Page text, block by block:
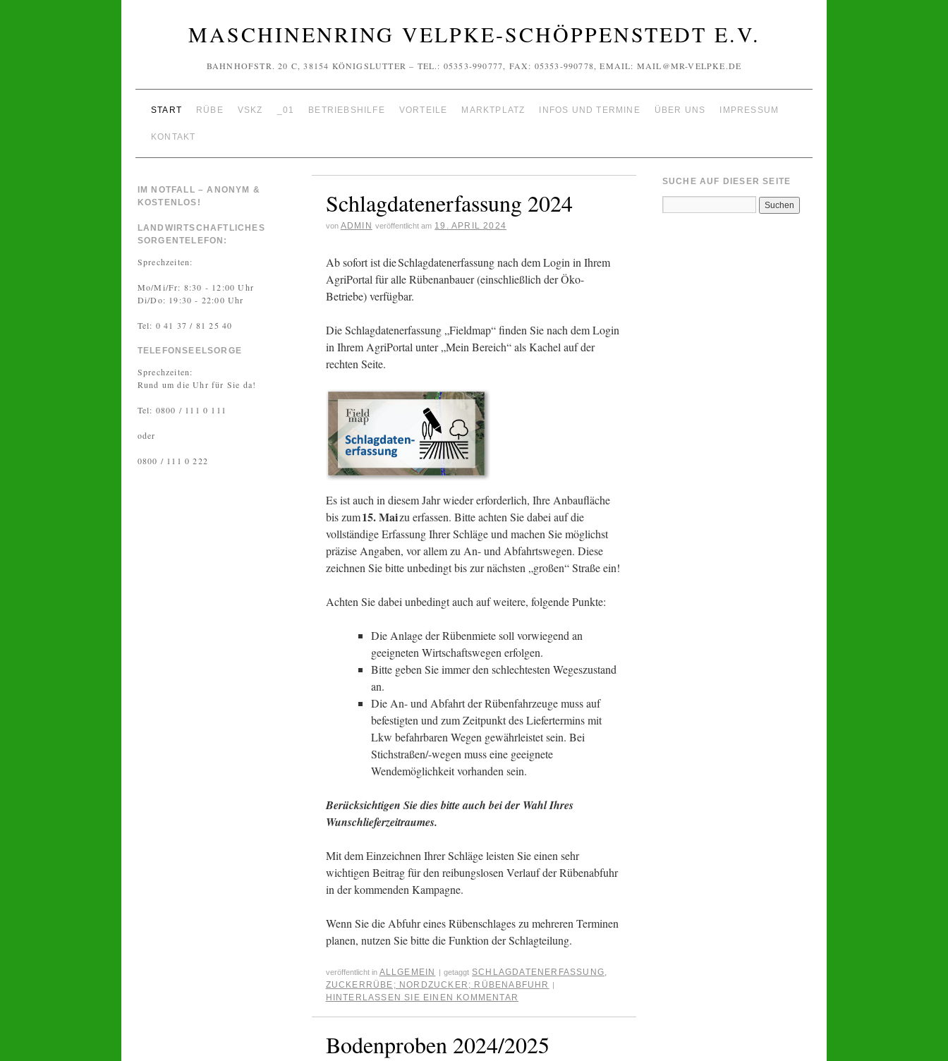
MASCHINENRING VELPKE-SCHÖPPENSTEDT E.V.
BAHNHOFSTR. 20 C, 38154 KÖNIGSLUTTER – TEL.: 05353-990777, FAX: 05353-990778, EMAIL: MAIL@MR-VELPKE.DE
START RÜBE VSKZ _01 BETRIEBSHILFE VORTEILE MARKTPLATZ INFOS UND TERMINE ÜBER UNS IMPRESSUM
KONTAKT
Schlagdatenerfassung 2024
von ADMIN veröffentlicht am 19. APRIL 2024
Ab sofort ist die Schlagdatenerfassung nach dem Login in Ihrem
AgriPortal für alle Rübenanbauer (einschließlich der Öko-
Betriebe) verfügbar.
Die Schlagdatenerfassung „Fieldmap“ finden Sie nach dem Login
in Ihrem AgriPortal unter „Mein Bereich“ als Kachel auf der
rechten Seite.
Es ist auch in diesem Jahr wieder erforderlich, Ihre Anbaufläche
bis zum15. Maizu erfassen. Bitte achten Sie dabei auf die
vollständige Erfassung Ihrer Schläge und machen Sie möglichst
präzise Angaben, vor allem zu An- und Abfahrtswegen. Diese
zeichnen Sie bitte unbedingt bis zur nächsten „großen“ Straße ein!
Achten Sie dabei unbedingt auch auf weitere, folgende Punkte:
Die Anlage der Rübenmiete soll vorwiegend an
geeigneten Wirtschaftswegen erfolgen.
Bitte geben Sie immer den schlechtesten Wegeszustand
an.
Die An- und Abfahrt der Rübenfahrzeuge muss auf
befestigten und zum Zeitpunkt des Liefertermins mit
Lkw befahrbaren Wegen gewährleistet sein. Bei
Stichstraßen/-wegen muss eine geeignete
Wendemöglichkeit vorhanden sein.
Berücksichtigen Sie dies bitte auch bei der Wahl Ihres
Wunschlieferzeitraumes.
Mit dem Einzeichnen Ihrer Schläge leisten Sie einen sehr
wichtigen Beitrag für den reibungslosen Verlauf der Rübenabfuhr
in der kommenden Kampagne.
Wenn Sie die Abfuhr eines Rübenschlages zu mehreren Terminen
planen, nutzen Sie bitte die Funktion der Schlagteilung.
veröffentlicht in ALLGEMEIN getaggt SCHLAGDATENERFASSUNG,
ZUCKERRÜBE; NORDZUCKER; RÜBENABFUHR
HINTERLASSEN SIE EINEN KOMMENTAR
Bodenproben 2024/2025
IM NOTFALL – ANONYM &
KOSTENLOS!
LANDWIRTSCHAFTLICHES
SORGENTELEFON:
Sprechzeiten:
Mo/Mi/Fr: 8:30 - 12:00 Uhr
Di/Do: 19:30 - 22:00 Uhr
Tel: 0 41 37 / 81 25 40
TELEFONSEELSORGE
Sprechzeiten:
Rund um die Uhr für Sie da!
Tel: 0800 / 111 0 111
oder
0800 / 111 0 222
SUCHE AUF DIESER SEITE